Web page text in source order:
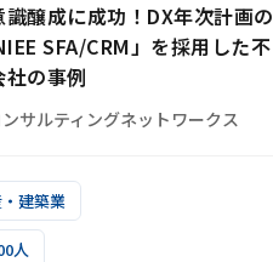
醸成に成功！DX年次計画の
SFA/CRM」を採用した不
の事例
サルティングネットワークス
建築業
人